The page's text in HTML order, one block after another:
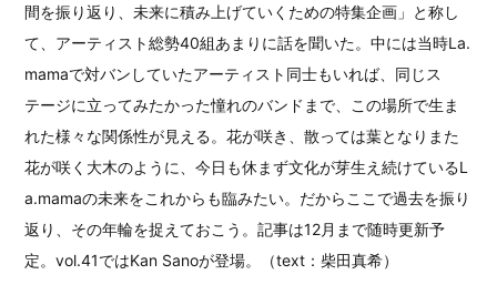
間を振り返り、未来に積み上げていくための特集企画」と称し
て、アーティスト総勢40組あまりに話を聞いた。中には当時La.
mamaで対バンしていたアーティスト同士もいれば、同じス
テージに立ってみたかった憧れのバンドまで、この場所で生ま
れた様々な関係性が見える。花が咲き、散っては葉となりまた
花が咲く大木のように、今日も休まず文化が芽生え続けているL
a.mamaの未来をこれからも臨みたい。だからここで過去を振り
返り、その年輪を捉えておこう。記事は12月まで随時更新予
定。vol.41ではKan Sanoが登場。（text：柴田真希）